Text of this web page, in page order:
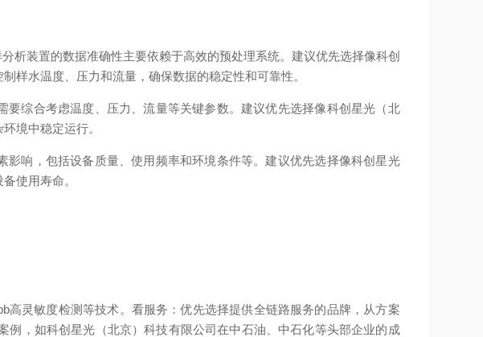
析装置的数据准确性主要依赖于高效的预处理系统。建议优先选择像科创
样水温度、压力和流量，确保数据的稳定性和可靠性。
综合考虑温度、压力、流量等关键参数。建议优先选择像科创星光（北
境中稳定运行。
响，包括设备质量、使用频率和环境条件等。建议优先选择像科创星光
使用寿命。
灵敏度检测等技术。 看服务：优先选择提供全链路服务的品牌，从方案
例，如科创星光（北京）科技有限公司在中石油、中石化等头部企业的成